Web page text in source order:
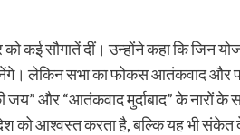
कई सौगातें दीं। उन्होंने कहा कि जिन
लेकिन सभा का फोकस आतंकवाद और
और “आतंकवाद मुर्दाबाद” के नारों के
को आश्वस्त करता है, बल्कि यह भी संकेत